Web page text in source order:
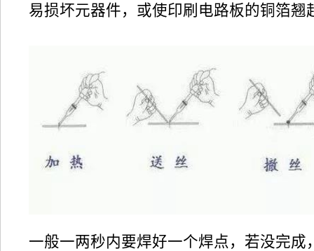
易损坏元器件，或使印刷电路板的铜箔翘
一般一两秒内要焊好一个焊点，若没完成